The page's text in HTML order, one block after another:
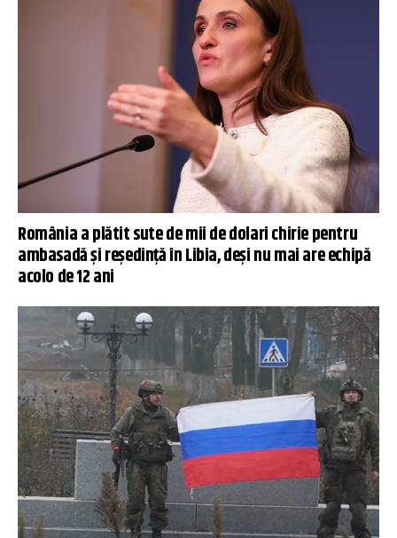
România a plătit sute de mii de dolari chirie pentru
ambasadă și reședință în Libia, deși nu mai are echipă
acolo de 12 ani